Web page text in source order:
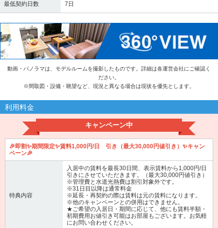
最低契約日数 7日
動画・パノラマは、モデルルームを撮影したものです。詳細は各運営会社にご確認く
ださい。
※間取図・設備・眺望など、現況と異なる場合は現状を優先とします。
利用料金
キャンペーン中
🎉即割✨期間限定✨賃料1,000円/日 引き（最大30,000円値引き）✨キャン
ペーン🎉
特典内容
入居中の賃料を最長30日間、表示賃料から1,000円/日
引きにさせていただきます。（最大30,000円値引き）
※管理費と水道光熱費は割引対象外です。
※31日目以降は通常料金
※延長・再契約の際は賃料は元の賃料になります。
※他のキャンペーンとの併用はできません。
★ご希望の入居日・期間に応じて、他にも賃料半額・
初期費用お値引き可能はお部屋もございます。お気軽
にお問い合わせください。